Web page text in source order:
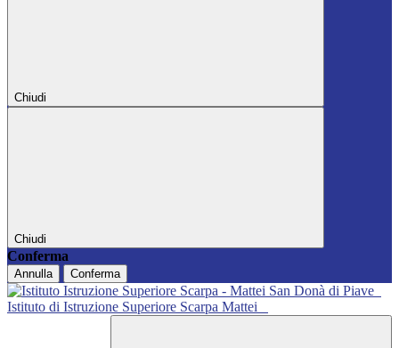
Chiudi
Chiudi
Conferma
Annulla Conferma
Istituto di Istruzione Superiore Scarpa Mattei